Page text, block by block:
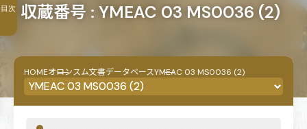
収蔵番号 : YMEAC 03 MS0036 (2)
HOMEオロンスム文書データベースYMEAC 03 MS0036 (2)
目次